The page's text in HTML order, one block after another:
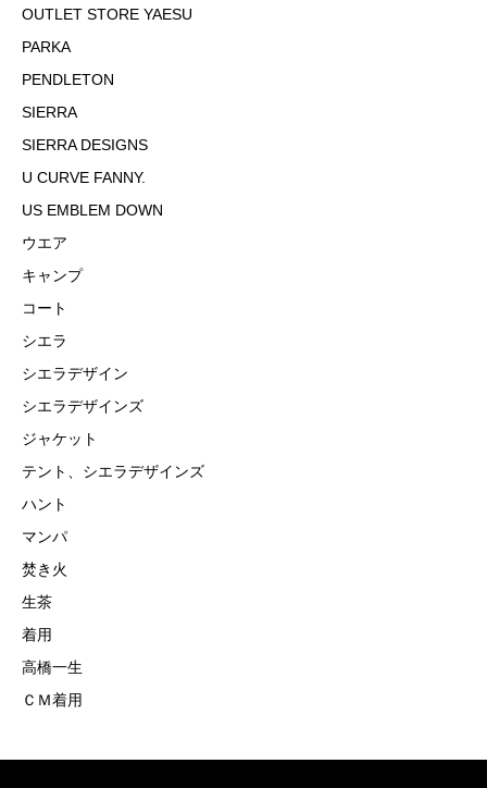
OUTLET STORE YAESU
PARKA
PENDLETON
SIERRA
SIERRA DESIGNS
U CURVE FANNY.
US EMBLEM DOWN
ウエア
キャンプ
コート
シエラ
シエラデザイン
シエラデザインズ
ジャケット
テント、シエラデザインズ
ハント
マンパ
焚き火
生茶
着用
高橋一生
ＣＭ着用